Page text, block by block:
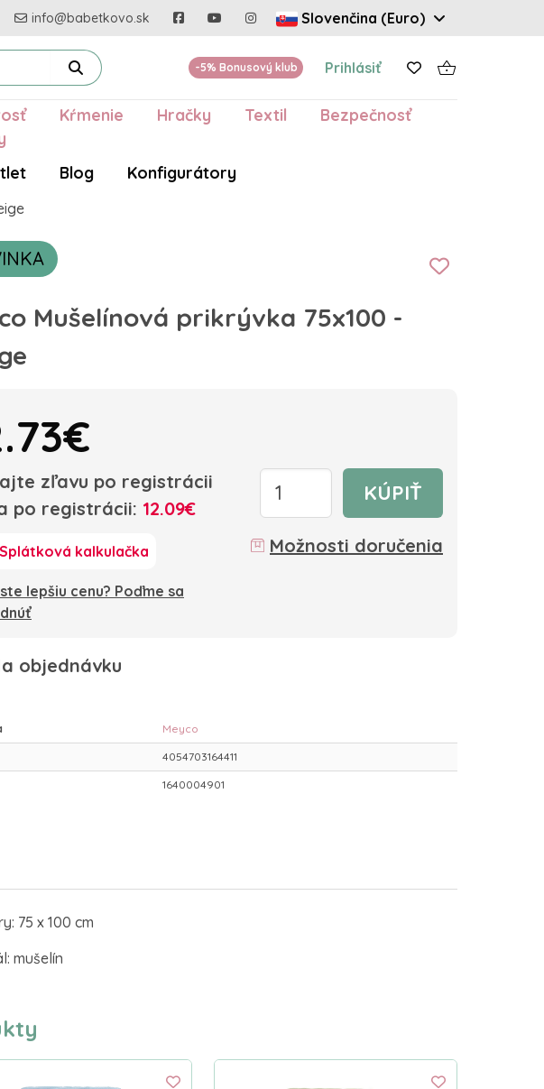
info@babetkovo.sk Slovenčina (Euro)
-5% Bonusový klub Prihlásiť
Kŕmenie Hračky Textil
Bezpečnosť
Blog Konfigurátory
Mušelínová prikrývka 75x100 -
zľavu po registrácii
po registrácii: 12.09€
Splátková kalkulačka
lepšiu cenu? Poďme sa
KÚPIŤ
Možnosti doručenia
objednávku
Meyco
4054703164411
1640004901
75 x 100 cm
mušelín